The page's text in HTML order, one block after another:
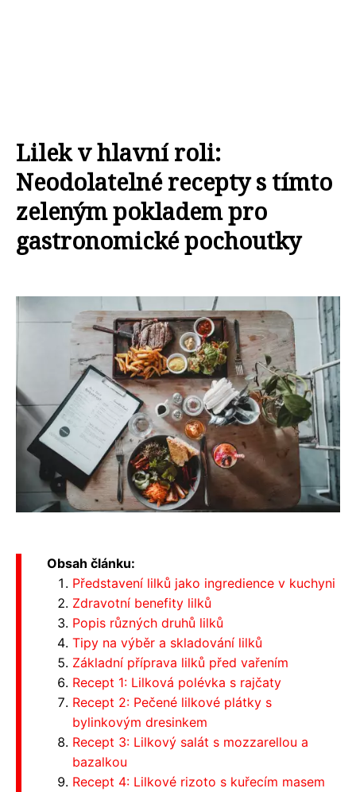
Lilek v hlavní roli:
Neodolatelné recepty s tímto
zeleným pokladem pro
gastronomické pochoutky
Obsah článku:
Představení lilků jako ingredience v kuchyni
Zdravotní benefity lilků
Popis různých druhů lilků
Tipy na výběr a skladování lilků
Základní příprava lilků před vařením
Recept 1: Lilková polévka s rajčaty
Recept 2: Pečené lilkové plátky s
bylinkovým dresinkem
Recept 3: Lilkový salát s mozzarellou a
bazalkou
Recept 4: Lilkové rizoto s kuřecím masem